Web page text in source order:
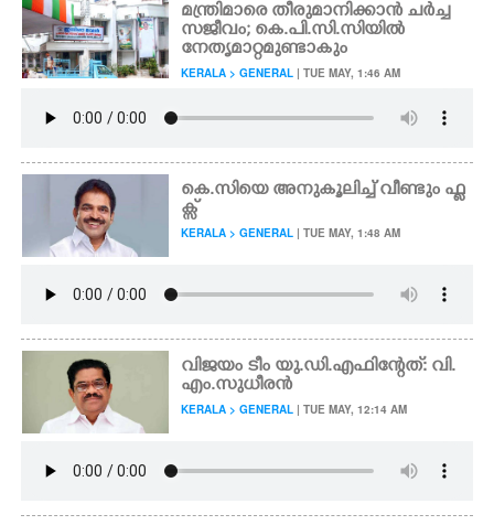
മന്ത്രിമാരെ തീരുമാനിക്കാൻ ചർച്ച
സജീവം; കെ.പി.സി.സിയിൽ
നേതൃമാറ്റമുണ്ടാകും
KERALA > GENERAL | TUE MAY, 1:46 AM
കെ.സിയെ അനുകൂലിച്ച് വീണ്ടും ഫ്ല
ക്സ്
KERALA > GENERAL | TUE MAY, 1:48 AM
വിജയം ടീം യു.ഡി.എഫിന്റേത്: വി.
എം.സുധീരൻ
KERALA > GENERAL | TUE MAY, 12:14 AM